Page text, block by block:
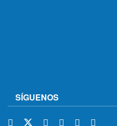
SÍGUENOS